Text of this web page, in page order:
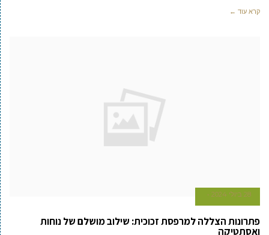
קרא עוד ←
28 ביולי 2024
פתרונות הצללה למרפסת זכוכית: שילוב מושלם של נוחות
ואסתטיקה